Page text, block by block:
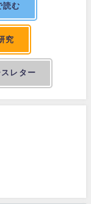
読む
究
レター